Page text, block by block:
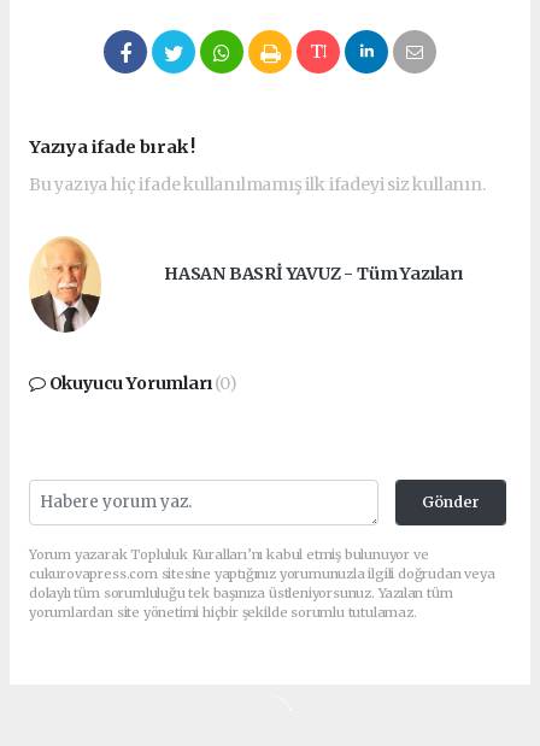
Yazıya ifade bırak !
Bu yazıya hiç ifade kullanılmamış ilk ifadeyi siz kullanın.
HASAN BASRİ YAVUZ - Tüm Yazıları
Okuyucu Yorumları(0)
Gönder
Yorum yazarak Topluluk Kuralları’nı kabul etmiş bulunuyor ve
cukurovapress.com sitesine yaptığınız yorumunuzla ilgili doğrudan veya
dolaylı tüm sorumluluğu tek başınıza üstleniyorsunuz. Yazılan tüm
yorumlardan site yönetimi hiçbir şekilde sorumlu tutulamaz.